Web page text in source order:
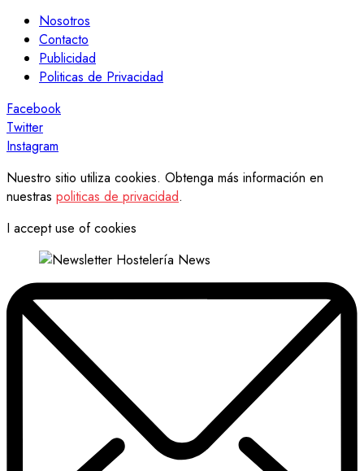
Nosotros
Contacto
Publicidad
Politicas de Privacidad
Facebook
Twitter
Instagram
Nuestro sitio utiliza cookies. Obtenga más información en
nuestras politicas de privacidad.
I accept use of cookies